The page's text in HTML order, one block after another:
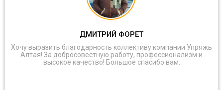
ДМИТРИЙ ФОРЕТ
Хочу выразить благодарность коллективу компании Упряжь
Алтая! За добросовестную работу, профессионализм и
высокое качество! Большое спасибо вам.